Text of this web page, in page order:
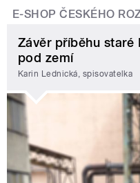
E-SHOP ČESKÉHO
Závěr příběhu staré
pod zemí
Karin Lednická, spisovatelka